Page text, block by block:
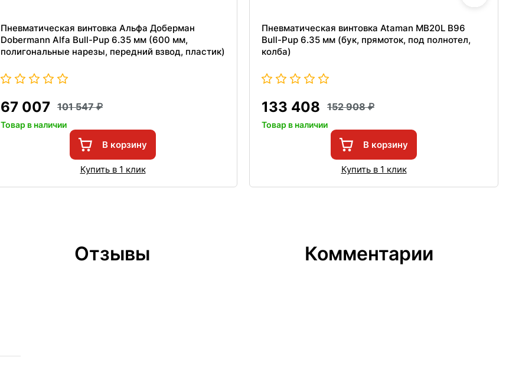
Пневматическая винтовка Альфа Доберман
Dobermann Alfa Bull-Pup 6.35 мм (600 мм,
полигональные нарезы, передний взвод, пластик)
67 007 101 547
Товар в наличии
В корзину
Купить в 1 клик
Пневматическая винтовка Ataman MB20L B96
Bull-Pup 6.35 мм (бук, прямоток, под полнотел,
колба)
133 408 152 908
Товар в наличии
В корзину
Купить в 1 клик
Отзывы Комментарии